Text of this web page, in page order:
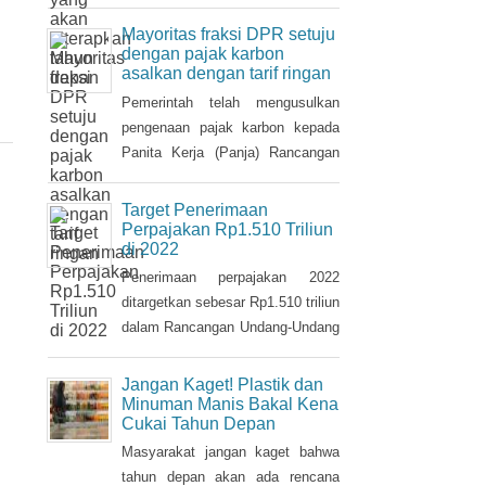
pajak tersebut.Mayoritas fraksi DPR setuju
dengan pajak karbon
asalkan dengan tarif ringan
Pemerintah telah mengusulkan
pengenaan pajak karbon kepada
Panita Kerja (Panja) Rancangan
Undang Nomor 6/1983 tentang
Ketentuan Umum dan Tata Cara
Perpajakan (RUU KUP) Komisi XI
DPR.
Target Penerimaan
Perpajakan Rp1.510 Triliun
di 2022
Penerimaan perpajakan 2022
ditargetkan sebesar Rp1.510 triliun
dalam Rancangan Undang-Undang
2022. Nilai ini naik Rp3,1 triliun
dari penerimaan perpajakan dalam
RAPBN 2022 yang sebelumnya
dibacakan Presiden Jokowi
Jangan Kaget! Plastik dan
Minuman Manis Bakal Kena
Cukai Tahun Depan
Masyarakat jangan kaget bahwa
tahun depan akan ada rencana